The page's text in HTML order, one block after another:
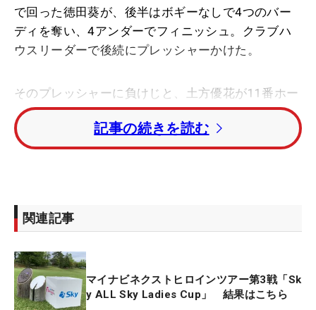
で回った徳田葵が、後半はボギーなしで4つのバー
ディを奪い、4アンダーでフィニッシュ。クラブハ
ウスリーダーで後続にプレッシャーかけた。
そのプレッシャーに負けじと、土方優花が11番ホー
ルから14番まで4連続バーディを奪取。勝負は、徳
田と土方のプレーオフへ。
ちは100パーセントあったけど、タッチが合えばい
いと思って打ちました。がっついて入れたいと思っ
うので」と、ウィニングパットを振り返った。
この日奪ったバーディは、パターのおかげだったと
記事の続きを読む
関連記事
マイナビネクストヒロインツアー第3戦「Sk
y ALL Sky Ladies Cup」 結果はこちら